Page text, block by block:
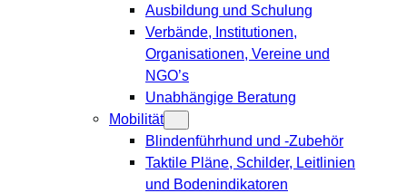
Ausbildung und Schulung
Verbände, Institutionen,
Organisationen, Vereine und
NGO’s
Unabhängige Beratung
Mobilität
Blindenführhund und -Zubehör
Taktile Pläne, Schilder, Leitlinien
und Bodenindikatoren